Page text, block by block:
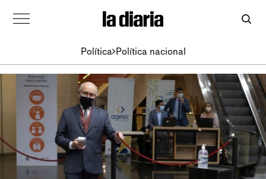
Política Política nacional